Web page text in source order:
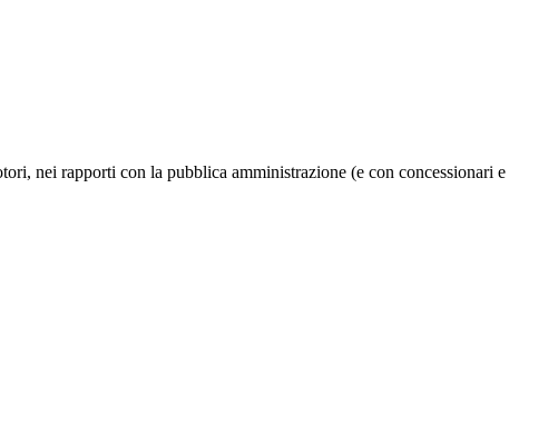
nei rapporti con la pubblica amministrazione (e con concessionari e